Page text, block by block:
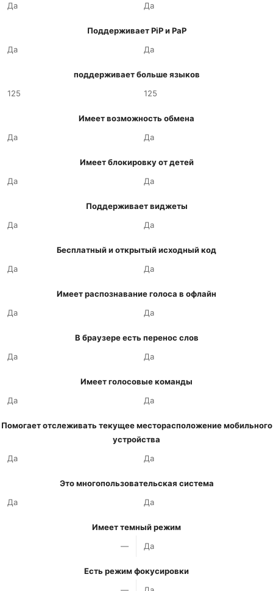
Да
Да
Поддерживает PiP и PaP
Да
Да
поддерживает больше языков
125
125
Имеет возможность обмена
Да
Да
Имеет блокировку от детей
Да
Да
Поддерживает виджеты
Да
Да
Бесплатный и открытый исходный код
Да
Да
Имеет распознавание голоса в офлайн
Да
Да
В браузере есть перенос слов
Да
Да
Имеет голосовые команды
Да
Да
Помогает отслеживать текущее месторасположение мобильного
устройства
Да
Да
Это многопользовательская система
Да
Да
Имеет темный режим
—
Да
Есть режим фокусировки